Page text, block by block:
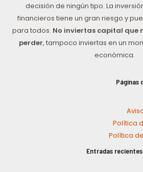
decisión de ningún tipo. La
financieros tiene un gran riesgo y
para todos. No inviertas capital que
perder, tampoco inviertas en un
económica.
Páginas
Política
Política
Entradas recientes